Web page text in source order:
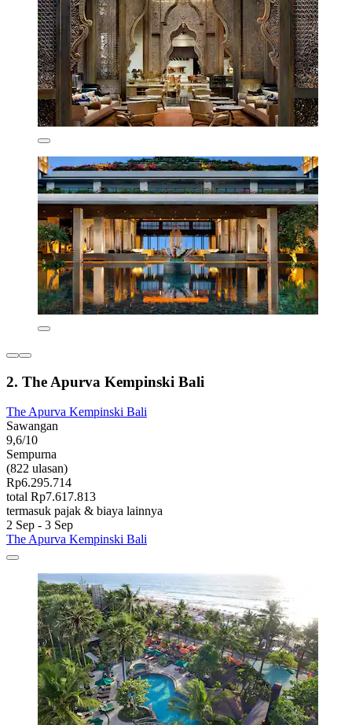
2. The Apurva Kempinski Bali
The Apurva Kempinski Bali
Sawangan
9,6/10
Sempurna
(822 ulasan)
Rp6.295.714
total Rp7.617.813
termasuk pajak & biaya lainnya
2 Sep - 3 Sep
The Apurva Kempinski Bali